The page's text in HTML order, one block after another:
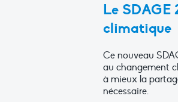
Le SDAGE
climatique
Ce nouveau
au changement
à mieux la
nécessaire.